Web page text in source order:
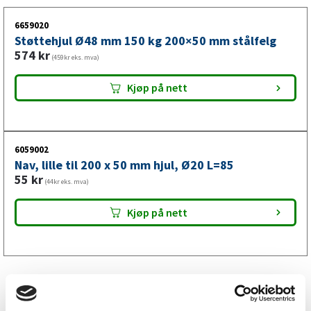
6659020
Støttehjul Ø48 mm 150 kg 200×50 mm stålfelg
574 kr (459kr eks. mva)
Kjøp på nett
6059002
Nav, lille til 200 x 50 mm hjul, Ø20 L=85
55 kr (44kr eks. mva)
Kjøp på nett
Lignende produkter